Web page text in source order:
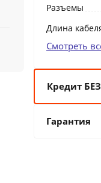
Разъемы
Длина
Смотреть
Кредит
12 мес:9
Гарантия